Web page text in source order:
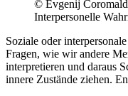
© Evgenij
Interpersonelle
Soziale oder
Fragen, wie wir andere
interpretieren und daraus
innere Zustände ziehen.